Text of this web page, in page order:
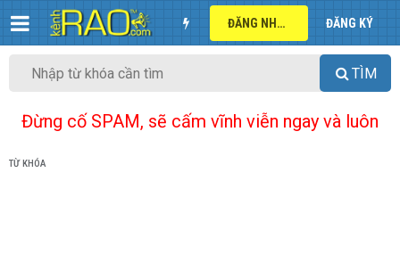
ĐĂNG NHẬP ĐĂNG KÝ
TÌM
Đừng cố SPAM, sẽ cấm vĩnh viễn ngay và luôn
TỪ KHÓA